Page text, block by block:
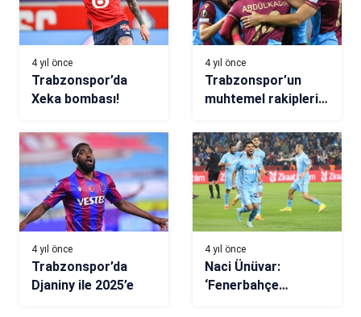
4 yıl önce
Trabzonspor’da
Xeka bombası!
4 yıl önce
Trabzonspor’un
muhtemel rakipleri
Ligi kura çekimi ne
zaman, saat kaçta,
hangi kanalda?
4 yıl önce
Trabzonspor’da
Djaniny ile 2025’e
4 yıl önce
Naci Ünüvar:
‘Fenerbahçe